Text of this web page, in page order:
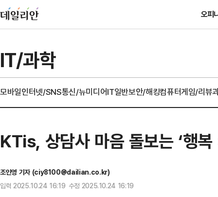
오피
IT/과학
모바일인터넷/SNS통신/뉴미디어IT일반보안/해킹컴퓨터게임/리뷰
KTis, 상담사 마음 돌보는 ‘행
조인영 기자 (ciy8100@dailian.co.kr)
입력 2025.10.24 16:19 수정 2025.10.24 16:19